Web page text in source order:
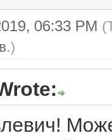
06:33 PM
.)